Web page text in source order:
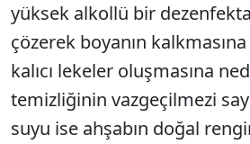
yüksek alkollü bir
çözerek boyanın
kalıcı lekeler oluşmasına
temizliğinin vazgeçilmezi
suyu ise ahşabın doğal